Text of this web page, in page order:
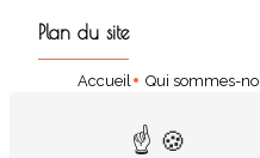
Plan du site
Accueil Qui sommes-